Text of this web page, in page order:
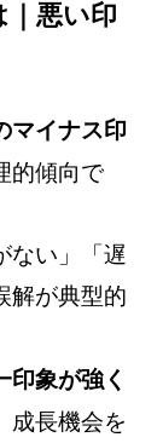
｜悪い印
マイナス印
的傾向で
ない」「遅
解が典型的
印象が強く
成長機会を